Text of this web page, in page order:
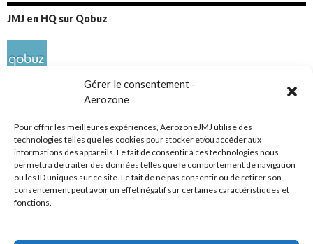
Gérer le consentement -
Aerozone
Pour offrir les meilleures expériences, AerozoneJMJ utilise des
technologies telles que les cookies pour stocker et/ou accéder aux
informations des appareils. Le fait de consentir à ces technologies nous
permettra de traiter des données telles que le comportement de navigation
ou les ID uniques sur ce site. Le fait de ne pas consentir ou de retirer son
consentement peut avoir un effet négatif sur certaines caractéristiques et
fonctions.
JMJ en HQ sur Qobuz
Réseaux sociaux